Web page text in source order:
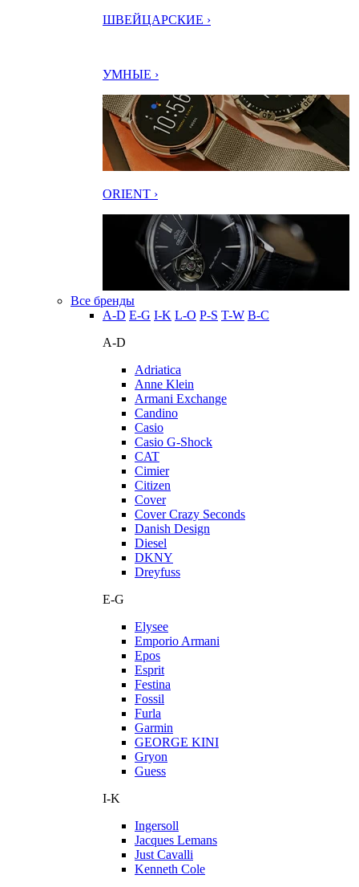
ШВЕЙЦАРСКИЕ ›
УМНЫЕ ›
ORIENT ›
Все бренды
A-D E-G I-K L-O P-S T-W В-С
A-D
Adriatica
Anne Klein
Armani Exchange
Candino
Casio
Casio G-Shock
CAT
Cimier
Citizen
Cover
Cover Crazy Seconds
Danish Design
Diesel
DKNY
Dreyfuss
E-G
Elysee
Emporio Armani
Epos
Esprit
Festina
Fossil
Furla
Garmin
GEORGE KINI
Gryon
Guess
I-K
Ingersoll
Jacques Lemans
Just Cavalli
Kenneth Cole